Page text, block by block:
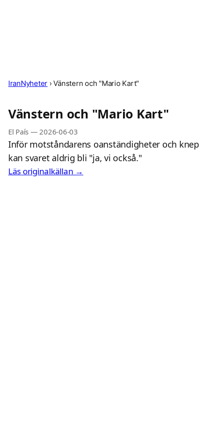
IranNyheter ›Vänstern och "Mario Kart"
Vänstern och "Mario Kart"
El País — 2026-06-03
Inför motståndarens oanständigheter och knep
kan svaret aldrig bli "ja, vi också."
Läs originalkällan →